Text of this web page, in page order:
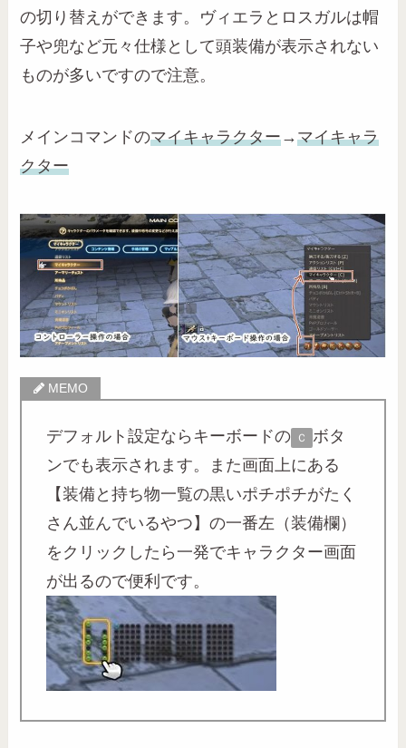
の切り替えができます。ヴィエラとロスガルは帽
子や兜など元々仕様として頭装備が表示されない
ものが多いですので注意。
メインコマンドのマイキャラクター→マイキャラ
クター
デフォルト設定ならキーボードの Ｃ
ボタ
ンでも表示されます。また画面上にある
【装備と持ち物一覧の黒いポチポチがたく
さん並んでいるやつ】の一番左（装備欄）
をクリックしたら一発でキャラクター画面
が出るので便利です。